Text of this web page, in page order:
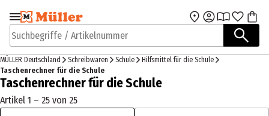
Zur Navigation
springen
Zum Hauptinhalt
Suchbegriffe / Artikelnummer
MÜLLER Deutschland Schreibwaren Schule
Hilfsmittel für die Schule
Taschenrechner für die Schule
Taschenrechner für die Schule
Artikel 1 – 25 von 25